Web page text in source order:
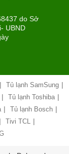
do Sở
UBND
| Tủ lạnh SamSung |
| Tủ lạnh Toshiba |
| Tủ lạnh Bosch |
| Tivi TCL |